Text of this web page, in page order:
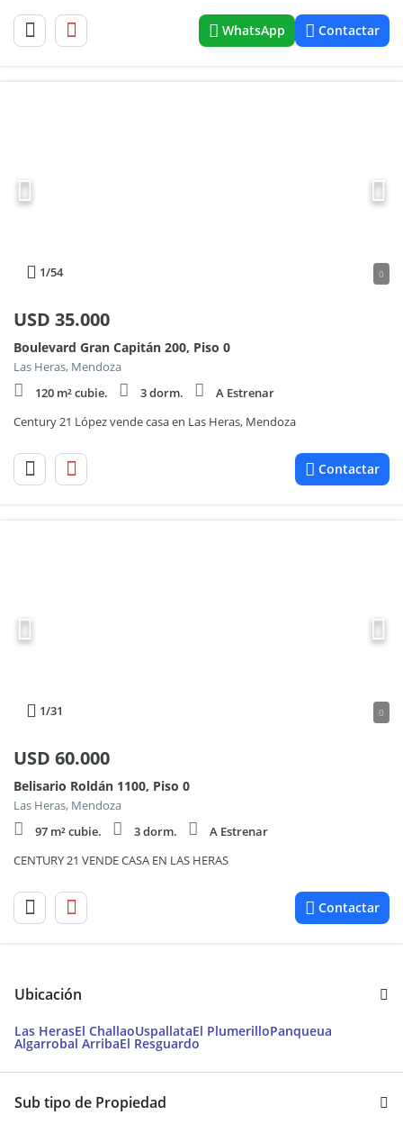
WhatsApp Contactar
1/54 0
USD 35.000
Boulevard Gran Capitán 200, Piso 0
Las Heras, Mendoza
120 m² cubie.
3 dorm.
A Estrenar
Century 21 López vende casa en Las Heras, Mendoza
Contactar
1/31 0
USD 60.000
Belisario Roldán 1100, Piso 0
Las Heras, Mendoza
97 m² cubie.
3 dorm.
A Estrenar
CENTURY 21 VENDE CASA EN LAS HERAS
Contactar
Ubicación
Las HerasEl ChallaoUspallataEl PlumerilloPanqueua
Algarrobal ArribaEl Resguardo
Sub tipo de Propiedad